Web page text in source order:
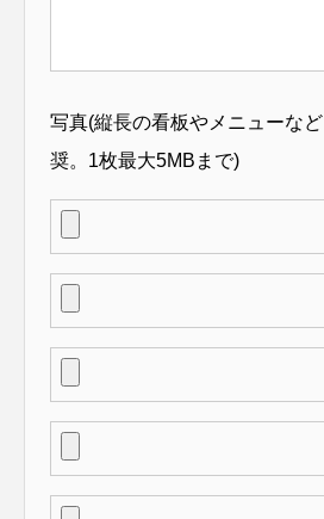
写真(縦長の看板やメニューな
奨。1枚最大5MBまで)